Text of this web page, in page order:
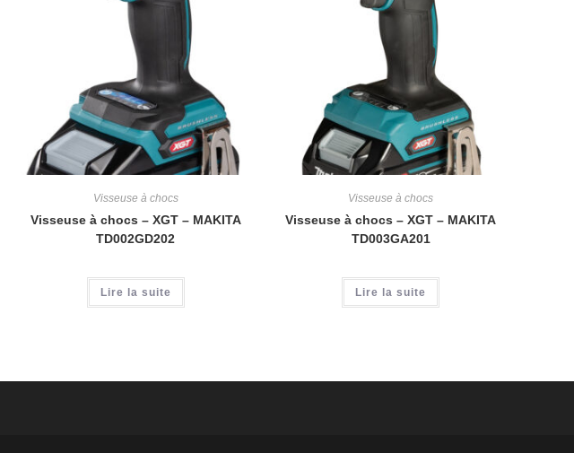
Visseuse à chocs
Visseuse à chocs – XGT – MAKITA
TD002GD202
Lire la suite
Visseuse à chocs
Visseuse à chocs – XGT – MAKITA
TD003GA201
Lire la suite